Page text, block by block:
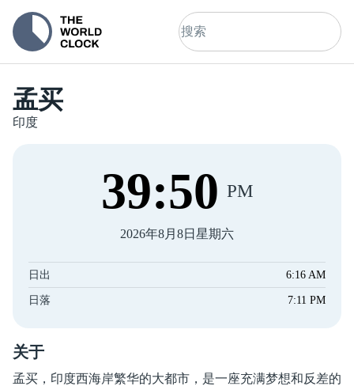
孟买
印度
39:50 PM
2026年8月8日星期六
日出 6:16 AM
日落 7:11 PM
关于
孟买，印度西海岸繁华的大都市，是一座充满梦想和反差的